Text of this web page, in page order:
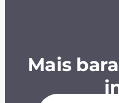
Mais